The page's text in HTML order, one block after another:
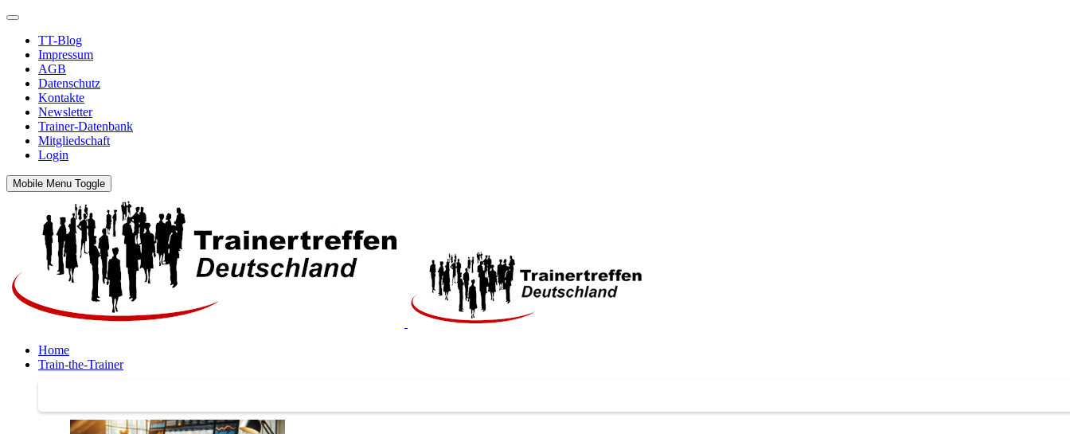
TT-Blog
Impressum
AGB
Datenschutz
Kontakte
Newsletter
Trainer-Datenbank
Mitgliedschaft
Login
Mobile Menu Toggle
Home
Train-the-Trainer